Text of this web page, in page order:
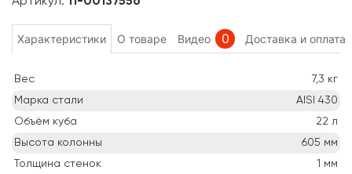
Характеристики О товаре Видео 0 Доставка и оплата
Вес 7,3 кг
Марка стали
AISI 430
Объём куба
22 л
Высота колонны
605 мм
Толщина стенок
1 мм